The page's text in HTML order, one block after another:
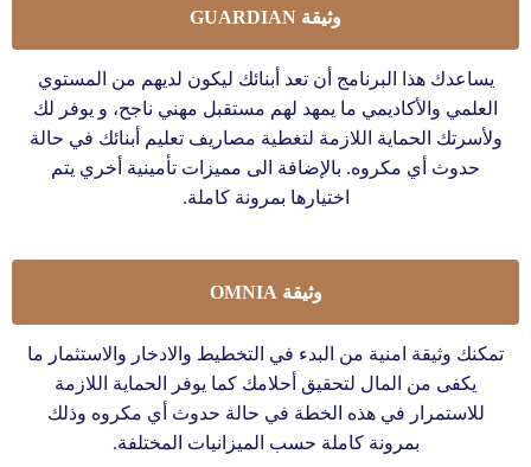
وثيقة GUARDIAN
يساعدك هذا البرنامج أن تعد أبنائك ليكون لديهم من المستوي
العلمي والأكاديمي ما يمهد لهم مستقبل مهني ناجح، و يوفر لك
ولأسرتك الحماية اللازمة لتغطية مصاريف تعليم أبنائك في حالة
حدوث أي مكروه. بالإضافة الى مميزات تأمينية أخري يتم
اختيارها بمرونة كاملة.
وثيقة OMNIA
تمكنك وثيقة امنية من البدء في التخطيط والادخار والاستثمار ما
يكفى من المال لتحقيق أحلامك كما يوفر الحماية اللازمة
للاستمرار في هذه الخطة في حالة حدوث أي مكروه وذلك
بمرونة كاملة حسب الميزانيات المختلفة.